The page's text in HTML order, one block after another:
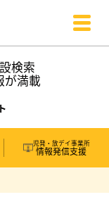
検索
が満載
児発・放デイ事業所
情報発信支援